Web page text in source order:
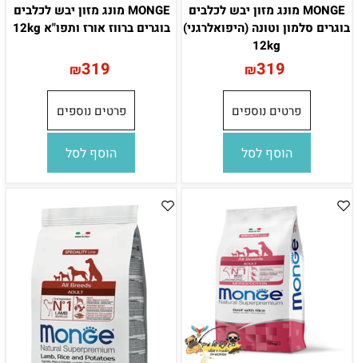
MONGE מונג מזון יבש לכלבים
בוגרים סלמון וטונה (היפואלרגני)
12kg
₪319
פרטים נוספים
הוסף לסל
MONGE מונג מזון יבש לכלבים
בוגרים ברווז אורז ותפו"א 12kg
₪319
פרטים נוספים
הוסף לסל